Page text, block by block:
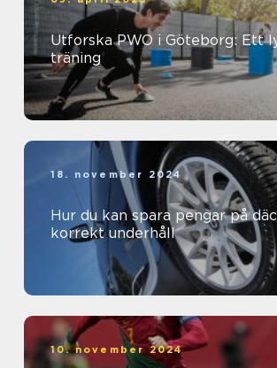
Utforska PWO i Göteborg: Ett
träning
18. november 2024
Hur du kan spara pengar på
korrekt underhåll
10. november 2024